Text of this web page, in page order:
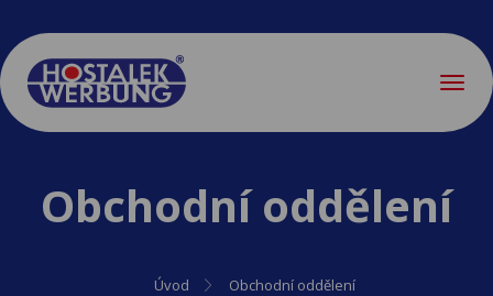
Menu
Obchodní oddělení
Úvod Obchodní oddělení